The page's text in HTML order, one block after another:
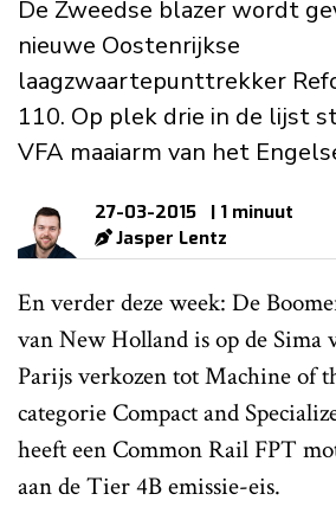
De Zweedse blazer wordt
nieuwe Oostenrijkse
laagzwaartepunttrekker
110. Op plek drie in de lijst
VFA maaiarm van het
27-03-2015
| 1 minuut
Jasper Lentz
En verder deze week: De
van New Holland is op de Sima
Parijs verkozen tot Machine of
categorie Compact and
heeft een Common Rail FPT
aan de Tier 4B emissie-eis.